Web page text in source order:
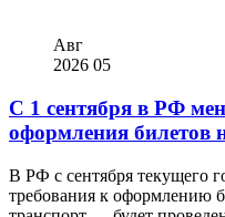
Авг
2026 05
С 1 сентября в РФ
оформления билетов
В РФ с сентября текущего
требования к оформлению